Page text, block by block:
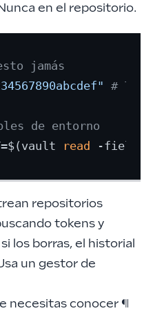
en el repositorio.
jamás
#
de entorno
read
repositorios
tokens y
los borras, el historial
un gestor de
necesitas conocer ¶